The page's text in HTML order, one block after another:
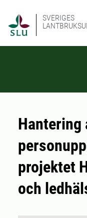
SVERIGES
Hantering
projektet
och